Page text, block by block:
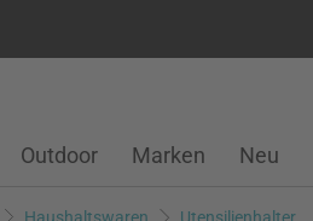
Seiteninhalt
Suchfeld
Outdoor Marken Neu